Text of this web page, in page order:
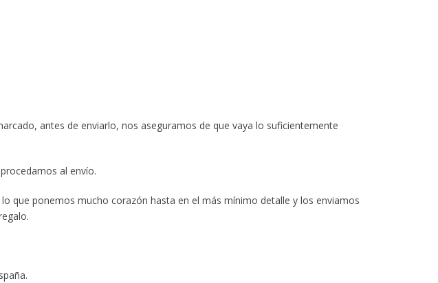
antes de enviarlo, nos aseguramos de que vaya lo suficientemente
al envío.
que ponemos mucho corazón hasta en el más mínimo detalle y los enviamos